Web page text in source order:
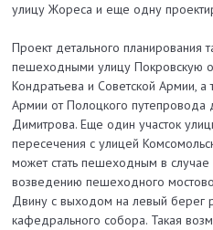
улицу Жореса и еще одну
Проект детального планирования
пешеходными улицу Покровскую
Кондратьева и Советской Армии, а
Армии от Полоцкого путепровода
Димитрова. Еще один участок
пересечения с улицей
может стать пешеходным в случае
возведению пешеходного
Двину с выходом на левый берег
кафедрального собора. Такая